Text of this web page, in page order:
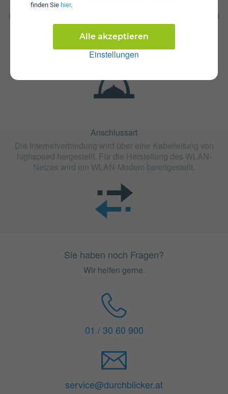
finden Sie hier.
Einstellungen
Alle akzeptieren
Die Vertragslaufzeit bei Cable Fiber 20 Frastanz beträgt 24
Monate. Die Kündigungsfrist beträgt 1 Monat.
Anschlussart
Die Internetverbindung wird über eine Kabelleitung von
highspeed hergestellt. Für die Herstellung des WLAN-
Netzes wird ein WLAN-Modem bereitgestellt.
Sie haben noch Fragen?
Wir helfen gerne.
01 / 30 60 900
service@durchblicker.at